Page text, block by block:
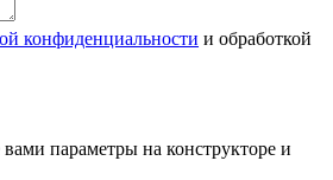
конфиденциальности и обработкой
параметры на конструкторе и